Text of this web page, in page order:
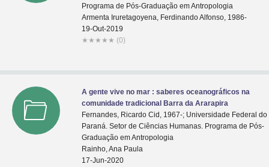
Programa de Pós-Graduação em Antropologia
Armenta Iruretagoyena, Ferdinando Alfonso, 1986-
19-Out-2019
★ ★ ★ ★ ★ (0)
A gente vive no mar : saberes oceanográficos na
comunidade tradicional Barra da Ararapira
Fernandes, Ricardo Cid, 1967-; Universidade Federal do
Paraná. Setor de Ciências Humanas. Programa de Pós-
Graduação em Antropologia
Rainho, Ana Paula
17-Jun-2020